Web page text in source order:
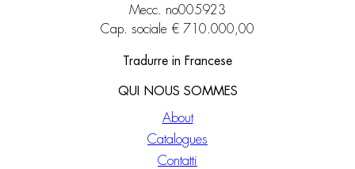
Mecc. no005923
Cap. sociale € 710.000,00
Tradurre in Francese
QUI NOUS SOMMES
About
Catalogues
Contatti